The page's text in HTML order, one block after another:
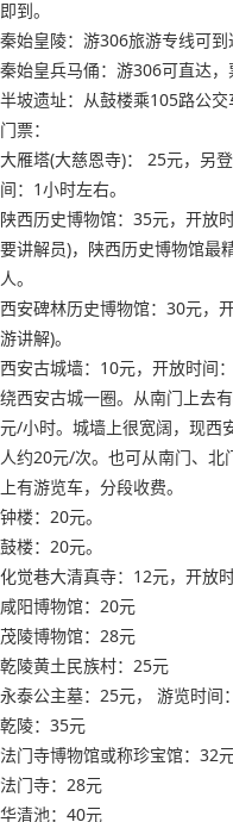
即到。
秦始皇陵：游306旅游专线可到
秦始皇兵马俑：游306可直达，
半坡遗址：从鼓楼乘105路公交
门票：
大雁塔(大慈恩寺)： 25元，另
间：1小时左右。
陕西历史博物馆：35元，开
要讲解员)，陕西历史博物馆最
人。
西安碑林历史博物馆：30元，
游讲解)。
西安古城墙：10元，开放时
绕西安古城一圈。从南门上去
元/小时。城墙上很宽阔，现西
人约20元/次。也可从南门、
上有游览车，分段收费。
钟楼：20元。
鼓楼：20元。
化觉巷大清真寺：12元，开
咸阳博物馆：20元
茂陵博物馆：28元
乾陵黄土民族村：25元
永泰公主墓：25元， 游览时间
乾陵：35元
法门寺博物馆或称珍宝馆：32
法门寺：28元
华清池：40元